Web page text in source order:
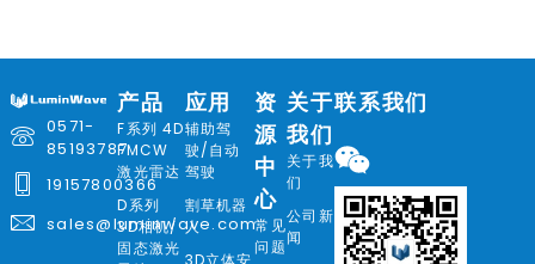
0571-
85193787
19157800366
sales@luminwave.com
产品
F系列 4D
FMCW
激光雷达
D系列
3D相机/
固态激光
应用
辅助驾
驶/自动
驾驶
割草机器
人
3D立体安
资
源
中
心
常见
问题
关于
我们
关于我
们
公司新
闻
联系我们